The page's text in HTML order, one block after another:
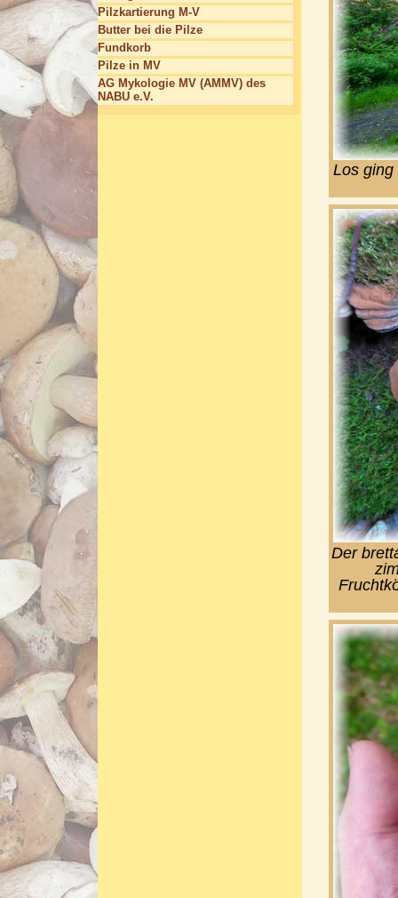
Los ging
Der
Pilzkartierung M-V
Butter bei die Pilze
Fundkorb
Pilze in MV
AG Mykologie MV (AMMV) des
NABU e.V.